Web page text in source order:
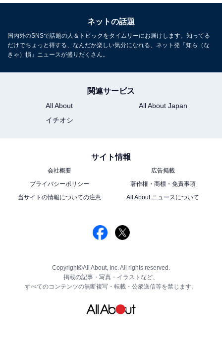
ネットの話題
国内外のSNSで話題の人＆トピックをタイムリーにお届けします。知ってる
だけでちょっと得する、なんだか楽しい気分になれる、ネット発「知ら（な
きゃ）損」ニュースが盛りだくさん。
関連サービス
All About
All About Japan
イチオシ
サイト情報
会社概要
広告掲載
プライバシーポリシー
著作権・商標・免責事項
当サイトの情報についての注意
All About ニュースについて
Copyright©All About, Inc. All rights reserved.
掲載の記事・写真・イラストなど、
すべてのコンテンツの無断複写・転載・公衆送信等を禁じます。